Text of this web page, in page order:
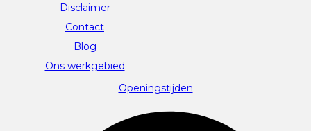
Disclaimer
Contact
Blog
Ons werkgebied
Openingstijden